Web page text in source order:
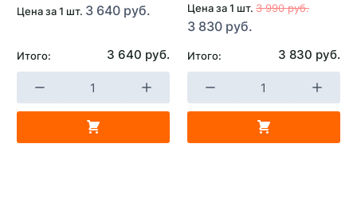
Цена за 1 шт. 3 640 руб.
Итого: 3 640 руб.
Цена за 1 шт. 3 990 руб.
3 830 руб.
Итого: 3 830 руб.